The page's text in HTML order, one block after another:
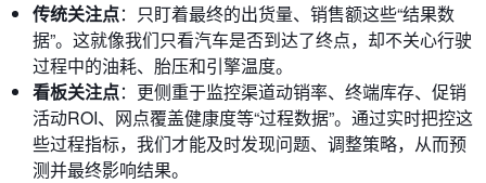
传统关注点：只盯着最终的出货量、销售额这些“结果数
据”。这就像我们只看汽车是否到达了终点，却不关心行驶
过程中的油耗、胎压和引擎温度。
看板关注点：更侧重于监控渠道动销率、终端库存、促销
活动ROI、网点覆盖健康度等“过程数据”。通过实时把控这
些过程指标，我们才能及时发现问题、调整策略，从而预
测并最终影响结果。